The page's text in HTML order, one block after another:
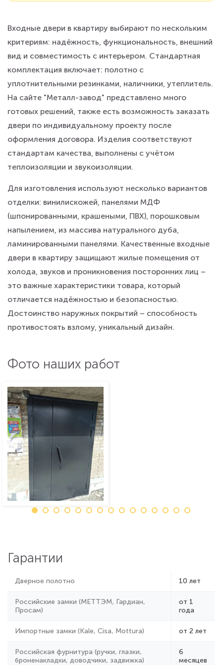
Входные двери в квартиру выбирают по нескольким
критериям: надёжность, функциональность, внешний
вид и совместимость с интерьером. Стандартная
комплектация включает: полотно с
уплотнительными резинками, наличники, утеплитель.
На сайте "Металл-завод" представлено много
готовых решений, также есть возможность заказать
двери по индивидуальному проекту после
оформления договора. Изделия соответствуют
стандартам качества, выполнены с учётом
теплоизоляции и звукоизоляции.
Для изготовления используют несколько вариантов
отделки: винилискожей, панелями МДФ
(шпонированными, крашеными, ПВХ), порошковым
напылением, из массива натурального дуба,
ламинированными панелями. Качественные входные
двери в квартиру защищают жилые помещения от
холода, звуков и проникновения посторонних лиц –
это важные характеристики товара, который
отличается надёжностью и безопасностью.
Достоинство наружных покрытий – способность
противостоять взлому, уникальный дизайн.
Фото наших работ
Гарантии
Дверное полотно 10 лет
Российские замки (МЕТТЭМ, Гардиан,
Просам)
от 1
года
Импортные замки (Kale, Cisa, Mottura) от 2 лет
Российская фурнитура (ручки, глазки,
броненакладки, доводчики, задвижка)
6
месяцев